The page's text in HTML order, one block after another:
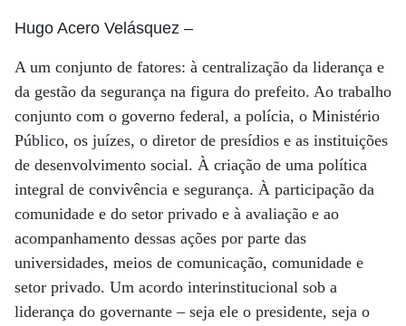
Hugo Acero Velásquez –
A um conjunto de fatores: à centralização da liderança e
da gestão da segurança na figura do prefeito. Ao trabalho
conjunto com o governo federal, a polícia, o Ministério
Público, os juízes, o diretor de presídios e as instituições
de desenvolvimento social. À criação de uma política
integral de convivência e segurança. À participação da
comunidade e do setor privado e à avaliação e ao
acompanhamento dessas ações por parte das
universidades, meios de comunicação, comunidade e
setor privado. Um acordo interinstitucional sob a
liderança do governante – seja ele o presidente, seja o